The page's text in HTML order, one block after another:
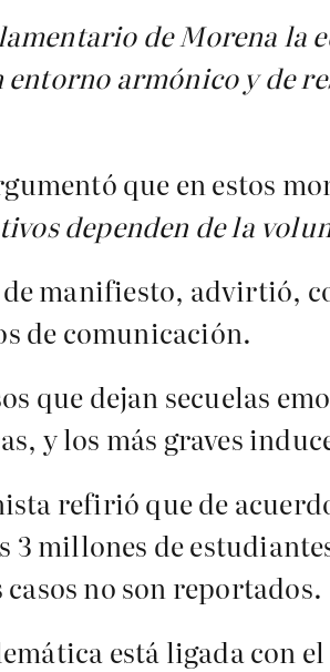
de Morena la
armónico y de
que en estos
dependen de la
manifiesto, advirtió,
de comunicación.
que dejan secuelas
y los más graves
refirió que de
3 millones de
no son reportados.
está ligada con